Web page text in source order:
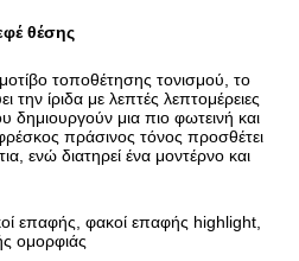
θέσης
τοποθέτησης τονισμού, το
ίριδα με λεπτές λεπτομέρειες
μια πιο φωτεινή και
πράσινος τόνος προσθέτει
ενώ διατηρεί ένα μοντέρνο και
επαφής, φακοί επαφής highlight,
ομορφιάς